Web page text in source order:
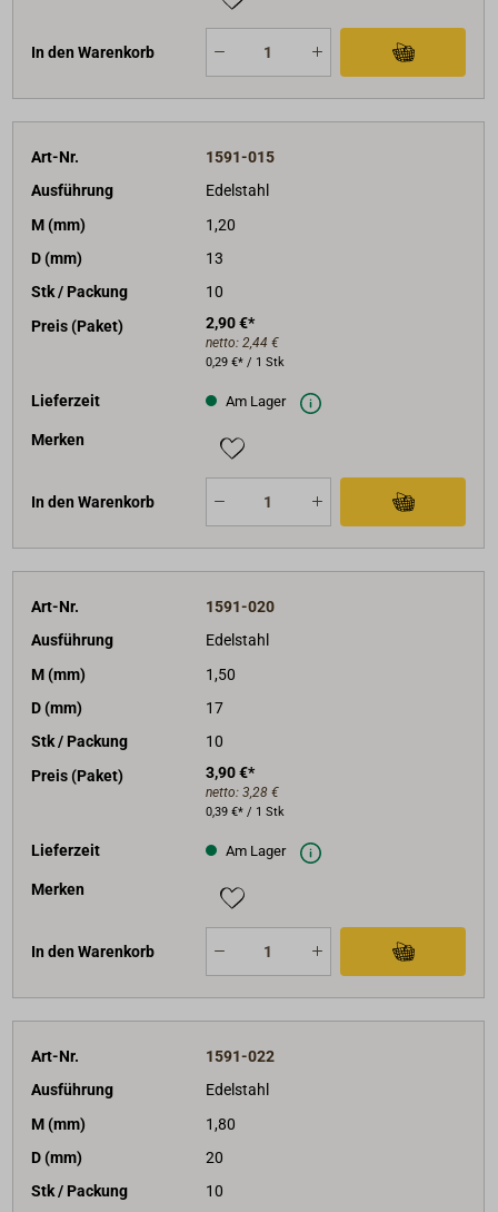
In den Warenkorb
Art-Nr.
1591-015
Ausführung
Edelstahl
M (mm)
1,20
D (mm)
13
Stk / Packung
10
Preis (Paket)
2,90 €*
netto: 2,44 €
0,29 €* / 1 Stk
Lieferzeit Am Lager
Merken
In den Warenkorb
Art-Nr.
1591-020
Ausführung
Edelstahl
M (mm)
1,50
D (mm)
17
Stk / Packung
10
Preis (Paket)
3,90 €*
netto: 3,28 €
0,39 €* / 1 Stk
Lieferzeit Am Lager
Merken
In den Warenkorb
Art-Nr.
1591-022
Ausführung
Edelstahl
M (mm)
1,80
D (mm)
20
Stk / Packung
10